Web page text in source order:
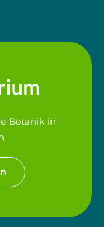
Botanik in